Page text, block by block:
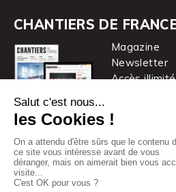
CHANTIERS DE
Magazine
Newsletter
Accès
Chantiers de France est une marque